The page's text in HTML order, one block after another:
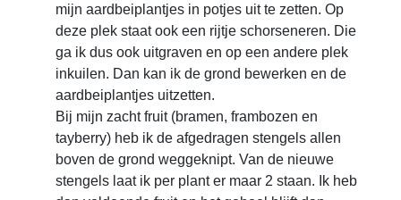
mijn aardbeiplantjes in potjes uit te zetten. Op
deze plek staat ook een rijtje schorseneren. Die
ga ik dus ook uitgraven en op een andere plek
inkuilen. Dan kan ik de grond bewerken en de
aardbeiplantjes uitzetten.
Bij mijn zacht fruit (bramen, frambozen en
tayberry) heb ik de afgedragen stengels allen
boven de grond weggeknipt. Van de nieuwe
stengels laat ik per plant er maar 2 staan. Ik heb